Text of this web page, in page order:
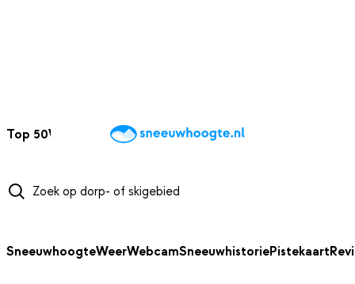
Top 50Webcams WintersportweerKaarten
SneeuwhoogteWeerWebcamSneeuwhistoriePistekaart